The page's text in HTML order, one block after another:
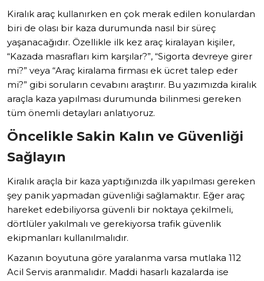
Kiralık araç kullanırken en çok merak edilen konulardan
biri de olası bir kaza durumunda nasıl bir süreç
yaşanacağıdır. Özellikle ilk kez araç kiralayan kişiler,
“Kazada masrafları kim karşılar?”, “Sigorta devreye girer
mi?” veya “Araç kiralama firması ek ücret talep eder
mi?” gibi soruların cevabını araştırır. Bu yazımızda kiralık
araçla kaza yapılması durumunda bilinmesi gereken
tüm önemli detayları anlatıyoruz.
Öncelikle Sakin Kalın ve Güvenliği
Sağlayın
Kiralık araçla bir kaza yaptığınızda ilk yapılması gereken
şey panik yapmadan güvenliği sağlamaktır. Eğer araç
hareket edebiliyorsa güvenli bir noktaya çekilmeli,
dörtlüler yakılmalı ve gerekiyorsa trafik güvenlik
ekipmanları kullanılmalıdır.
Kazanın boyutuna göre yaralanma varsa mutlaka 112
Acil Servis aranmalıdır. Maddi hasarlı kazalarda ise